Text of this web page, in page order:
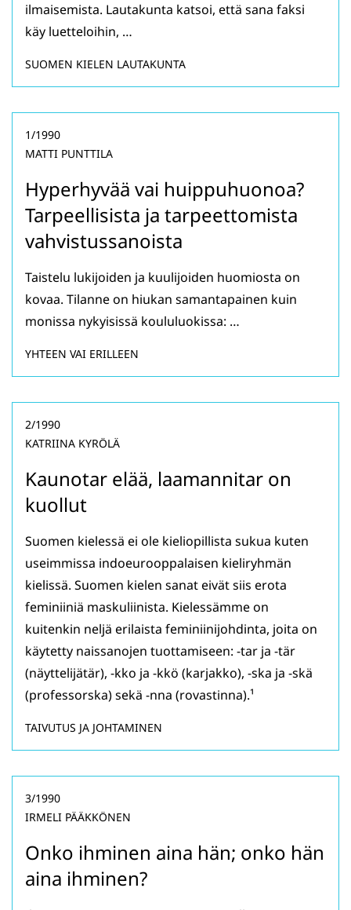
ilmaisemista. Lautakunta katsoi, että sana faksi
käy luetteloihin, …
SUOMEN KIELEN LAUTAKUNTA
Hyperhyvää vai huippuhuonoa?
Tarpeellisista ja tarpeettomista
vahvistussanoista
1/1990
MATTI PUNTTILA
Taistelu lukijoiden ja kuulijoiden huomiosta on
kovaa. Tilanne on hiukan samantapainen kuin
monissa nykyisissä koululuokissa: …
YHTEEN VAI ERILLEEN
Kaunotar elää, laamannitar on
kuollut
2/1990
KATRIINA KYRÖLÄ
Suomen kielessä ei ole kieliopillista sukua kuten
useimmissa indoeurooppalaisen kieliryhmän
kielissä. Suomen kielen sanat eivät siis erota
feminiiniä maskuliinista. Kielessämme on
kuitenkin neljä erilaista feminiinijohdinta, joita on
käytetty naissanojen tuottamiseen: -tar ja -tär
(näyttelijätär), -kko ja -kkö (karjakko), -ska ja -skä
(professorska) sekä -nna (rovastinna).¹
TAIVUTUS JA JOHTAMINEN
Onko ihminen aina hän; onko hän
aina ihminen?
3/1990
IRMELI PÄÄKKÖNEN